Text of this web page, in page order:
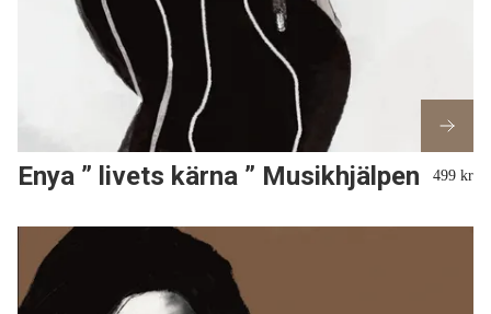
Enya ” livets kärna ” Musikhjälpen 499 kr